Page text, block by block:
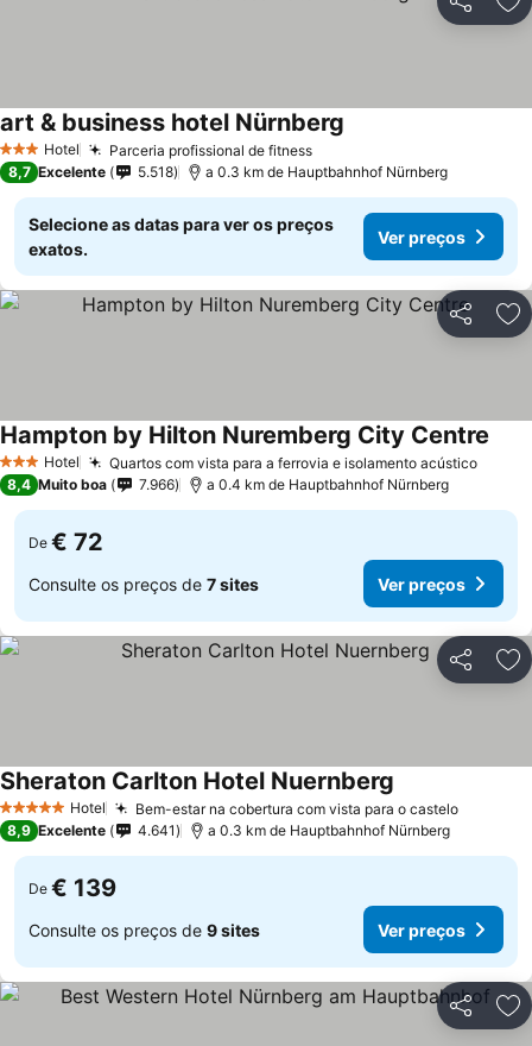
Partilhar
3 EstrelasHotel Parceria profissional de fitnessVer preços
art & business hotel Nürnberg
8,7 Excelente 5.518 a 0.3 km de Hauptbahnhof Nürnberg
Selecione as datas para ver os preços
exatos.
Ver preços
Partilhar
3 EstrelasHotel Quartos com vista para a ferrovia e isolamento acústicoVer
Hampton by Hilton Nuremberg City Centre
8,4 Muito boa 7.966 a 0.4 km de Hauptbahnhof Nürnberg
De € 72
Consulte os preços de 7 sites Ver preços
Partilhar
5 Estrelas Hotel Bem-estar na cobertura com vista para o casteloVer
Sheraton Carlton Hotel Nuernberg
8,9 Excelente 4.641 a 0.3 km de Hauptbahnhof Nürnberg
De € 139
Consulte os preços de 9 sites Ver preços
Partilhar